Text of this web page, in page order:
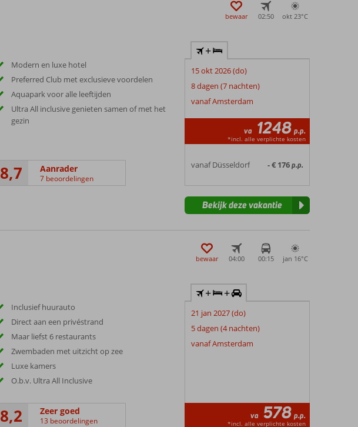
bewaar 02:50 okt 23°C
Modern en luxe hotel
Preferred Club met exclusieve voordelen
Aquapark voor alle leeftijden
Ultra All inclusive genieten samen of met het
gezin
8,7 Aanrader
7 beoordelingen
+
15 okt 2026 (do)
8 dagen (7 nachten)
vanaf Amsterdam
va 1248 p.p.
*incl. alle verplichte kosten
vanaf Düsseldorf - € 176p.p.
Bekijk deze vakantie
bewaar 04:00 00:15 jan 16°C
Inclusief huurauto
Direct aan een privéstrand
Maar liefst 6 restaurants
Zwembaden met uitzicht op zee
Luxe kamers
O.b.v. Ultra All Inclusive
8,2 Zeer goed
13 beoordelingen
+ +
21 jan 2027 (do)
5 dagen (4 nachten)
vanaf Amsterdam
va 578 p.p.
*incl. alle verplichte kosten